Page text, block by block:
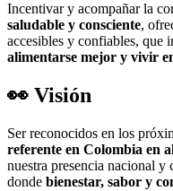
Incentivar y acompañar la
saludable y consciente,
accesibles y confiables, que
alimentarse mejor y vivir
👀 Visión
Ser reconocidos en los
referente en Colombia en
nuestra presencia nacional
donde bienestar, sabor y